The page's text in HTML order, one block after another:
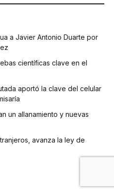
a Javier Antonio Duarte por
científicas clave en el
aportó la clave del celular
un allanamiento y nuevas
avanza la ley de